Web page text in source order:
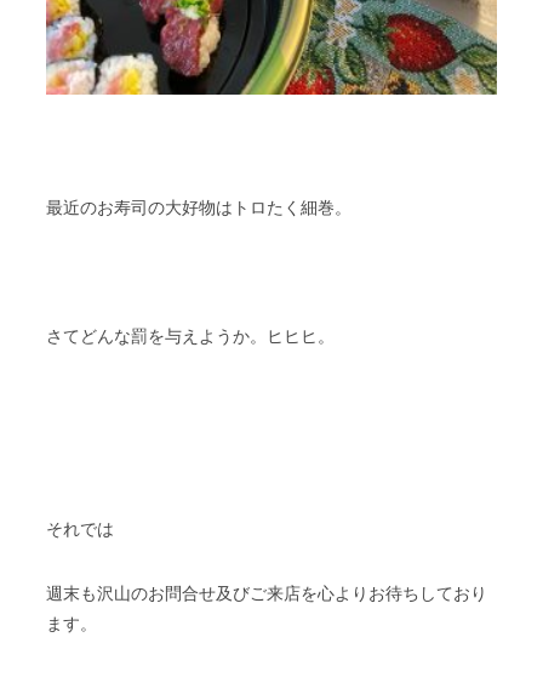
最近のお寿司の大好物はトロたく細巻。
さてどんな罰を与えようか。ヒヒヒ。
それでは
週末も沢山のお問合せ及びご来店を心よりお待ちしており
ます。